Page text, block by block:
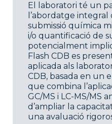
El laboratori té un
l’abordatge integral
submissió química
i/o quantificació de
potencialment
Flash CDB es
aplicada als
CDB, basada en un
que combina
GC/MS i LC-MS/MS
d’ampliar la
una avaluació